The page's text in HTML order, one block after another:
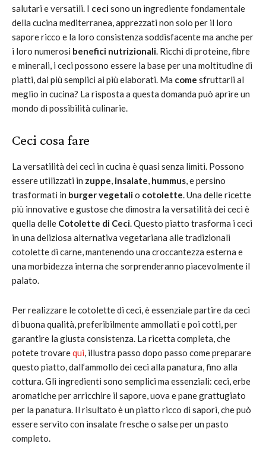
salutari e versatili. I cecisono un ingrediente fondamentale
della cucina mediterranea, apprezzati non solo per il loro
sapore ricco e la loro consistenza soddisfacente ma anche per
i loro numerosi benefici nutrizionali. Ricchi di proteine, fibre
e minerali, i ceci possono essere la base per una moltitudine di
piatti, dai più semplici ai più elaborati. Ma come sfruttarli al
meglio in cucina? La risposta a questa domanda può aprire un
mondo di possibilità culinarie.
Ceci cosa fare
La versatilità dei ceci in cucina è quasi senza limiti. Possono
essere utilizzati in zuppe, insalate, hummus, e persino
trasformati in burger vegetalio cotolette. Una delle ricette
più innovative e gustose che dimostra la versatilità dei ceci è
quella delle Cotolette di Ceci. Questo piatto trasforma i ceci
in una deliziosa alternativa vegetariana alle tradizionali
cotolette di carne, mantenendo una croccantezza esterna e
una morbidezza interna che sorprenderanno piacevolmente il
palato.
Per realizzare le cotolette di ceci, è essenziale partire da ceci
di buona qualità, preferibilmente ammollati e poi cotti, per
garantire la giusta consistenza. La ricetta completa, che
potete trovarequi, illustra passo dopo passo come preparare
questo piatto, dall’ammollo dei ceci alla panatura, fino alla
cottura. Gli ingredienti sono semplici ma essenziali: ceci, erbe
aromatiche per arricchire il sapore, uova e pane grattugiato
per la panatura. Il risultato è un piatto ricco di sapori, che può
essere servito con insalate fresche o salse per un pasto
completo.